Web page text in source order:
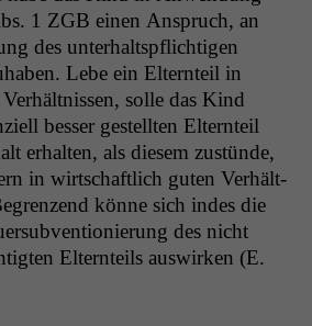
1 ZGB einen Anspruch, an
des unter­halt­spflichti­gen
Lebe ein Eltern­teil in
solle das Kind
bess­er gestell­ten Eltern­teil
erhal­ten, als diesem zustünde,
in wirtschaftlich guten Ver­hält­
könne sich indes die
des nicht
Eltern­teils auswirken (E.